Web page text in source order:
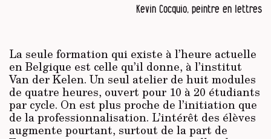
Kevin Cocquio, peintre en lettres
La seule formation qui existe à l’heure actuelle
en Belgique est celle qu’il donne, à l’institut
Van der Kelen. Un seul atelier de huit modules
de quatre heures, ouvert pour 10 à 20 étudiants
par cycle. On est plus proche de l’initiation que
de la professionnalisation. L’intérêt des élèves
augmente pourtant, surtout de la part de